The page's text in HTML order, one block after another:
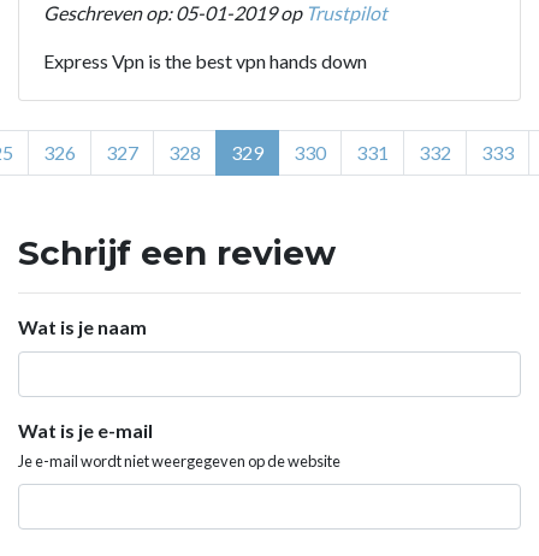
Geschreven op: 05-01-2019 op Trustpilot
Express Vpn is the best vpn hands down
326 327 328 329 330 331 332 333
Schrijf een review
Wat is je naam
Wat is je e-mail
Je e-mail wordt niet weergegeven op de website